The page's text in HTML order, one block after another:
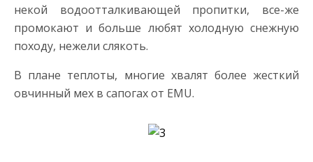
некой водоотталкивающей пропитки, все-же
промокают и больше любят холодную снежную
походу, нежели слякоть.
В плане теплоты, многие хвалят более жесткий
овчинный мех в сапогах от EMU.